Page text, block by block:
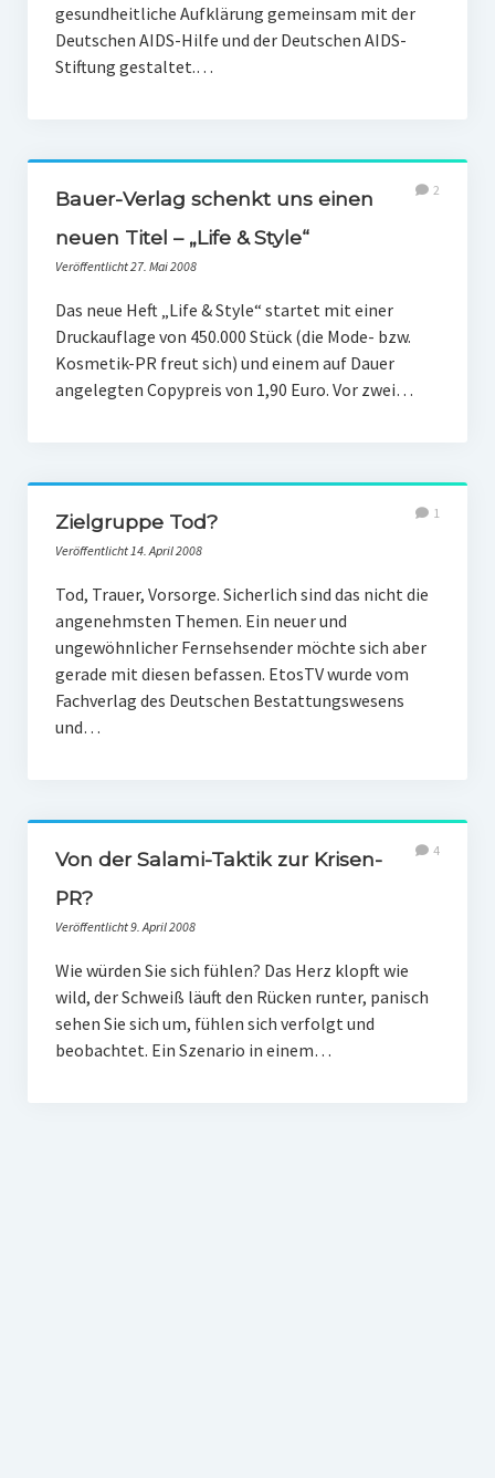
gesundheitliche Aufklärung gemeinsam mit der
Deutschen AIDS-Hilfe und der Deutschen AIDS-
Stiftung gestaltet.…
Bauer-Verlag schenkt uns einen
neuen Titel – „Life & Style“
Veröffentlicht 27. Mai 2008
2
Das neue Heft „Life & Style“ startet mit einer
Druckauflage von 450.000 Stück (die Mode- bzw.
Kosmetik-PR freut sich) und einem auf Dauer
angelegten Copypreis von 1,90 Euro. Vor zwei…
Zielgruppe Tod?
Veröffentlicht 14. April 2008
1
Tod, Trauer, Vorsorge. Sicherlich sind das nicht die
angenehmsten Themen. Ein neuer und
ungewöhnlicher Fernsehsender möchte sich aber
gerade mit diesen befassen. EtosTV wurde vom
Fachverlag des Deutschen Bestattungswesens
und…
Von der Salami-Taktik zur Krisen-
PR?
Veröffentlicht 9. April 2008
4
Wie würden Sie sich fühlen? Das Herz klopft wie
wild, der Schweiß läuft den Rücken runter, panisch
sehen Sie sich um, fühlen sich verfolgt und
beobachtet. Ein Szenario in einem…